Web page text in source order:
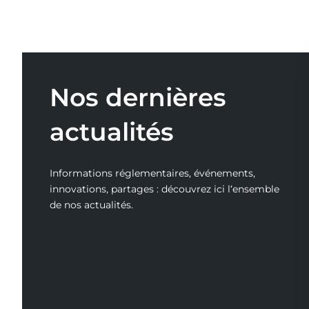
Nos dernières
actualités
Informations réglementaires, événements,
innovations, partages : découvrez ici l‘ensemble
de nos actualités.